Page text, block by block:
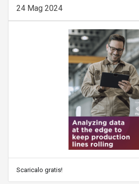
24 Mag 2024
Scaricalo gratis!